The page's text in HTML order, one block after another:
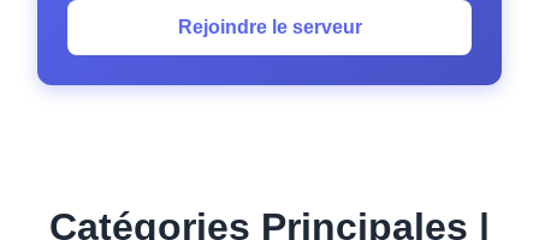
Rejoindre le serveur
Catégories Principales |